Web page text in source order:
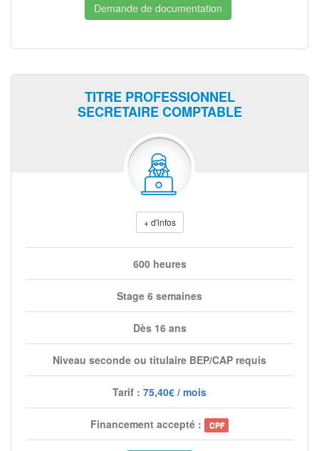
Demande de documentation
TITRE PROFESSIONNEL
SECRETAIRE COMPTABLE
+ d'infos
600 heures
Stage 6 semaines
Dès 16 ans
Niveau seconde ou titulaire BEP/CAP requis
Tarif : 75,40€ / mois
Financement accepté : CPF